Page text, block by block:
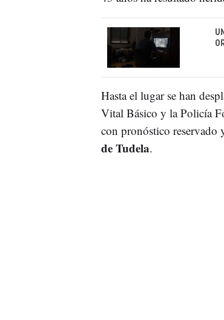
Hasta el lugar se han
Vital Básico y la Policía
con pronóstico reservado
de Tudela.